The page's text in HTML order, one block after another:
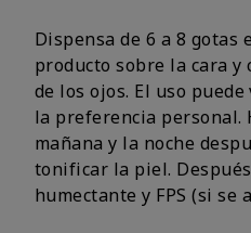
Dispensa de 6 a 8 gotas
producto sobre la cara
de los ojos. El uso
la preferencia personal.
mañana y la noche
tonificar la piel.
humectante y FPS (si se